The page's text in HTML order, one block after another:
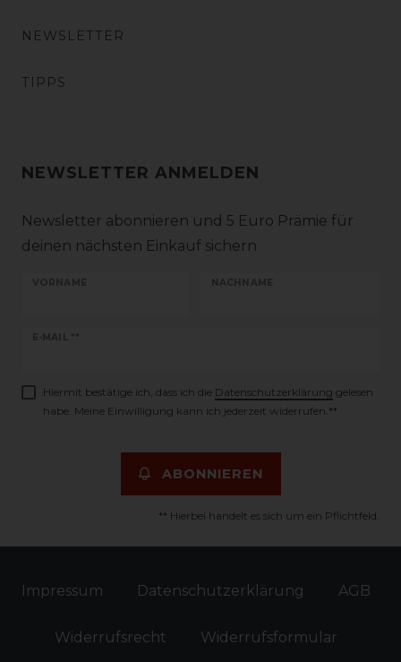
NEWSLETTER
TIPPS
NEWSLETTER ANMELDEN
Newsletter abonnieren und 5 Euro Prämie für
deinen nächsten Einkauf sichern
VORNAME NACHNAME
E-MAIL **
Newsletter
Hiermit bestätige ich, dass ich die Daten­schutz­erklärung gelesen
habe. Meine Einwilligung kann ich jederzeit widerrufen.**
ABONNIEREN
** Hierbei handelt es sich um ein Pflichtfeld.
Impressum Daten­schutz­erklärung AGB
Widerrufs­recht Widerrufs­formular